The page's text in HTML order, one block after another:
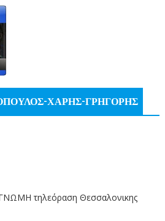
ΧΑΡΗΣ-ΓΡΗΓΟΡΗΣ
τηλεόραση Θεσσαλονικης